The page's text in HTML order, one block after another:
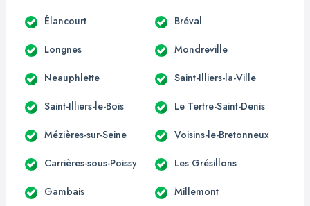
Élancourt Bréval
Longnes Mondreville
Neauphlette Saint-Illiers-la-Ville
Saint-Illiers-le-Bois Le Tertre-Saint-Denis
Mézières-sur-Seine Voisins-le-Bretonneux
Carrières-sous-Poissy Les Grésillons
Gambais Millemont